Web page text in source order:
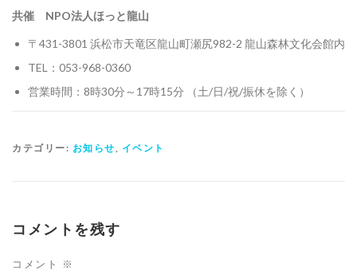
共催 NPO法人ほっと龍山
〒431-3801 浜松市天竜区龍山町瀬尻982-2 龍山森林文化会館内
TEL：053-968-0360
営業時間：8時30分～17時15分 （土/日/祝/振休を除く）
カテゴリー: お知らせ イベント
コメントを残す
コメント ※